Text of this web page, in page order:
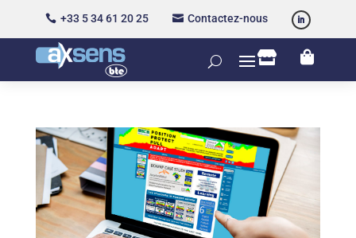
 +33 5 34 61 20 25  Contactez-nous
 